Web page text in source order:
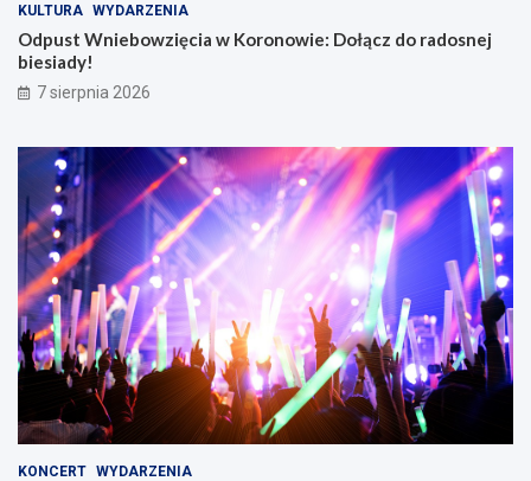
KULTURA WYDARZENIA
Odpust Wniebowzięcia w Koronowie: Dołącz do radosnej
biesiady!
7 sierpnia 2026
KONCERT WYDARZENIA